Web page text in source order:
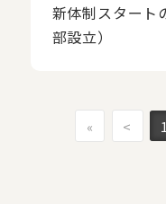
新体制スタート
部設立）
« < 1